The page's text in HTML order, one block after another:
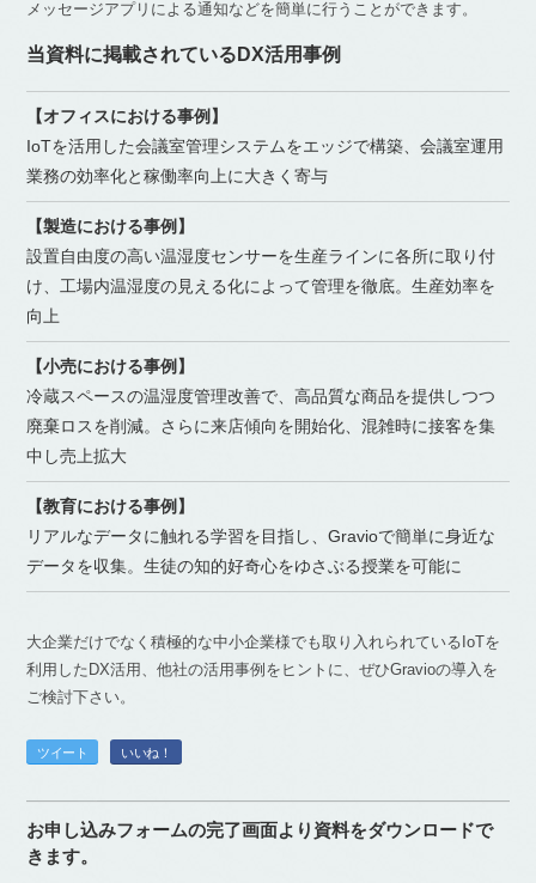
メッセージアプリによる通知などを簡単に行うことができます。
当資料に掲載されているDX活用事例
【オフィスにおける事例】
IoTを活用した会議室管理システムをエッジで構築、会議室運用
業務の効率化と稼働率向上に大きく寄与
【製造における事例】
設置自由度の高い温湿度センサーを生産ラインに各所に取り付
け、工場内温湿度の見える化によって管理を徹底。生産効率を
向上
【小売における事例】
冷蔵スペースの温湿度管理改善で、高品質な商品を提供しつつ
廃棄ロスを削減。さらに来店傾向を開始化、混雑時に接客を集
中し売上拡大
【教育における事例】
リアルなデータに触れる学習を目指し、Gravioで簡単に身近な
データを収集。生徒の知的好奇心をゆさぶる授業を可能に
大企業だけでなく積極的な中小企業様でも取り入れられているIoTを
利用したDX活用、他社の活用事例をヒントに、ぜひGravioの導入を
ご検討下さい。
ツイート いいね！
お申し込みフォームの完了画面より資料をダウンロードで
きます。